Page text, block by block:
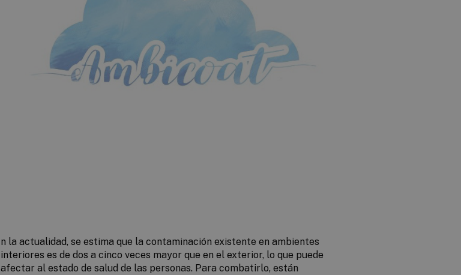
n la actualidad, se estima que la contaminación existente en ambientes
interiores es de dos a cinco veces mayor que en el exterior, lo que puede
afectar al estado de salud de las personas. Para combatirlo, están